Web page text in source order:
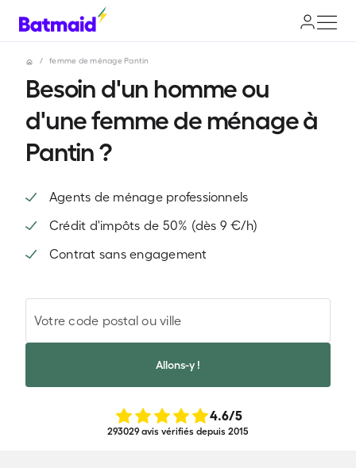
/ femme de ménage Pantin
Besoin d'un homme ou
d'une femme de ménage à
Pantin ?
Agents de ménage professionnels
Crédit d'impôts de 50% (dès 9 €/h)
Contrat sans engagement
Votre code postal ou ville
Allons-y !
4.6/5
293029 avis vérifiés depuis 2015